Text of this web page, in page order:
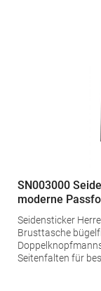
D02 P593 Irland
SN003000
moderne
Seidensticker
Brusttasche bügelfrei Kentkragen weitenverstellbare
Seitenfalten für bessere
g/